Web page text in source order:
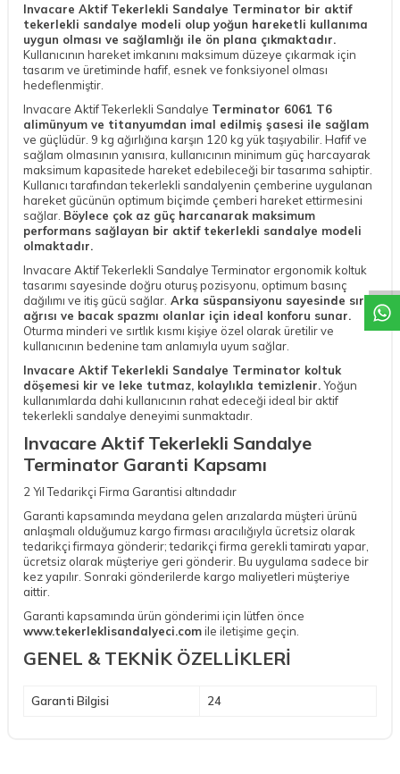
Invacare Aktif Tekerlekli Sandalye Terminator bir aktif
tekerlekli sandalye modeli olup yoğun hareketli kullanıma
uygun olması ve sağlamlığı ile ön plana çıkmaktadır.
Kullanıcının hareket imkanını maksimum düzeye çıkarmak için
tasarım ve üretiminde hafif, esnek ve fonksiyonel olması
hedeflenmiştir.
Invacare Aktif Tekerlekli Sandalye Terminator 6061 T6
alimünyum ve titanyumdan imal edilmiş şasesi ile sağlam
ve güçlüdür. 9 kg ağırlığına karşın 120 kg yük taşıyabilir. Hafif ve
sağlam olmasının yanısıra, kullanıcının minimum güç harcayarak
maksimum kapasitede hareket edebileceği bir tasarıma sahiptir.
Kullanıcı tarafından tekerlekli sandalyenin çemberine uygulanan
hareket gücünün optimum biçimde çemberi hareket ettirmesini
sağlar. Böylece çok az güç harcanarak maksimum
performans sağlayan bir aktif tekerlekli sandalye modeli
olmaktadır.
Invacare Aktif Tekerlekli Sandalye Terminator ergonomik koltuk
tasarımı sayesinde doğru oturuş pozisyonu, optimum basınç
dağılımı ve itiş gücü sağlar. Arka süspansiyonu sayesinde sırt
ağrısı ve bacak spazmı olanlar için ideal konforu sunar.
Oturma minderi ve sırtlık kısmı kişiye özel olarak üretilir ve
kullanıcının bedenine tam anlamıyla uyum sağlar.
Invacare Aktif Tekerlekli Sandalye Terminator koltuk
döşemesi kir ve leke tutmaz, kolaylıkla temizlenir.Yoğun
kullanımlarda dahi kullanıcının rahat edeceği ideal bir aktif
tekerlekli sandalye deneyimi sunmaktadır.
Invacare Aktif Tekerlekli Sandalye
Terminator Garanti Kapsamı
2 Yıl Tedarikçi Firma Garantisi altındadır
Garanti kapsamında meydana gelen arızalarda müşteri ürünü
anlaşmalı olduğumuz kargo firması aracılığıyla ücretsiz olarak
tedarikçi firmaya gönderir; tedarikçi firma gerekli tamiratı yapar,
ücretsiz olarak müşteriye geri gönderir. Bu uygulama sadece bir
kez yapılır. Sonraki gönderilerde kargo maliyetleri müşteriye
aittir.
Garanti kapsamında ürün gönderimi için lütfen önce
www.tekerleklisandalyeci.comile iletişime geçin.
GENEL & TEKNİK ÖZELLİKLERİ
Garanti Bilgisi 24